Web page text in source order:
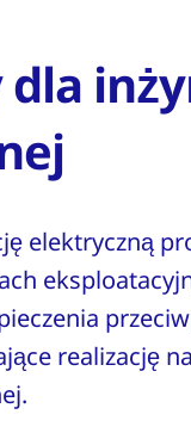
dla
elektryczną
realizację